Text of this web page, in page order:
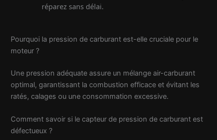
réparez sans délai.
Pourquoi la pression de carburant est-elle cruciale pour le
moteur ?
Une pression adéquate assure un mélange air-carburant
optimal, garantissant la combustion efficace et évitant les
ratés, calages ou une consommation excessive.
Comment savoir si le capteur de pression de carburant est
défectueux ?